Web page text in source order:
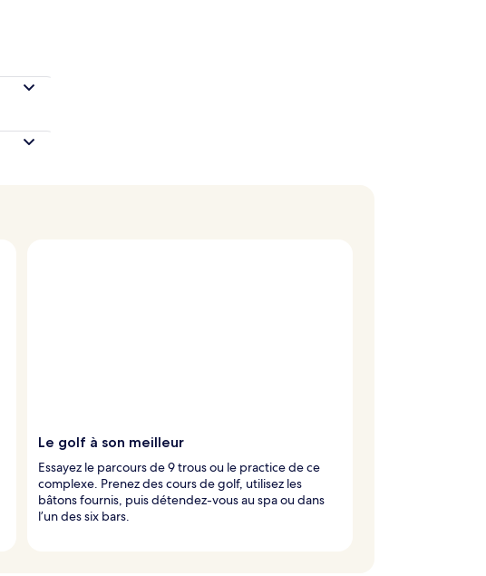
Le golf à son meilleur
Essayez le parcours de 9 trous ou le practice de ce
complexe. Prenez des cours de golf, utilisez les
bâtons fournis, puis détendez-vous au spa ou dans
l’un des six bars.